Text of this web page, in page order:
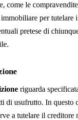
come le
per tutelare
pretese di
riguarda
di usufrutto. In questo
a tutelare il creditore